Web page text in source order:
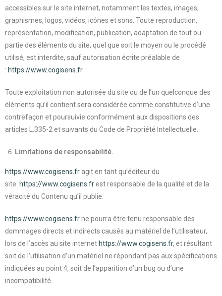
accessibles sur le site internet, notamment les textes, images,
graphismes, logos, vidéos, icônes et sons. Toute reproduction,
représentation, modification, publication, adaptation de tout ou
partie des éléments du site, quel que soit le moyen ou le procédé
utilisé, est interdite, sauf autorisation écrite préalable de
: https://www.cogisens.fr.
Toute exploitation non autorisée du site ou de l’un quelconque des
éléments qu’il contient sera considérée comme constitutive d’une
contrefaçon et poursuivie conformément aux dispositions des
articles L.335-2 et suivants du Code de Propriété Intellectuelle.
Limitations de responsabilité.
https://www.cogisens.fr agit en tant qu’éditeur du
site. https://www.cogisens.frest responsable de la qualité et de la
véracité du Contenu qu’il publie.
https://www.cogisens.frne pourra être tenu responsable des
dommages directs et indirects causés au matériel de l’utilisateur,
lors de l’accès au site internet https://www.cogisens.fr, et résultant
soit de l’utilisation d’un matériel ne répondant pas aux spécifications
indiquées au point 4, soit de l’apparition d’un bug ou d’une
incompatibilité.